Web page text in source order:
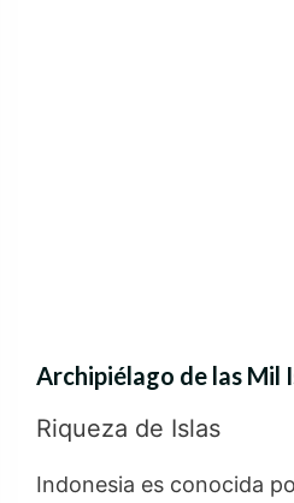
Archipiélago de las Mil
Riqueza de Islas
Indonesia es conocida